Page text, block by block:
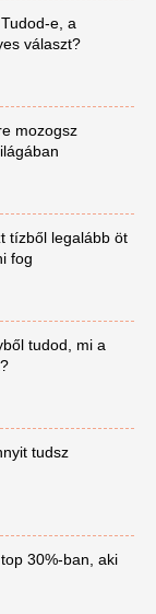
e, a
választ?
mozogsz
tízből legalább öt
fog
tudod, mi a
tudsz
30%-ban, aki